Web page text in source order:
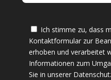
s
Ich stimme zu, dass
Kontaktformular zur
erhoben und verarbeitet
Informationen zum
Sie in unserer